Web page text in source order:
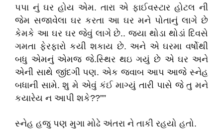
પપા નું ઘર હોય એમ. તારા એ ફાઈવસ્ટાર હોટલ ની
જેમ સજાવેલા ઘર કરતા આ ઘર મને પોતાનું લાગે છે
કેમકે આ ઘર ઘર જેવું લાગે છે.. જ્યા થોડા થોડાં દિવસે
ગમતા ફેરફારો કયી શકાય છે. અને એ ઘરમા વર્ષોથી
બધુ એમનું એમજ જે.સ્થિર થઇ ગયું છે એ ઘર અને
એની સાથે જીંદગી પણ. એક જવાબ આપ આજે સ્નેહ
બધાની સામે. શુ મે એવું કંઈ માગ્યું તારી પાસે જે તુ મને
કયારેય ન આપી શકે??””
સ્નેહ હજુ પણ મુગા મોઢે અંતરા ને તાકી રહયો હતો.